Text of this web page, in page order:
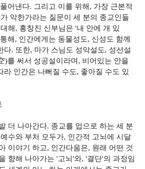
어낸다. 그리고 이를 위해, 가장 근본적
악한가라는 질문이 세 분의 종교인들
해, 홍창진 신부님은 '내 안에 개 있
해, 인간에게는 동물성도, 신성도 함께
다. 또한, 마가 스님도 성악설도, 성선설
)를 써서 성공설이라며, 비어있는 안을
라 인간은 나뻐질 수도, 좋아질 수도 있
더 나아간다. 종교를 업으로 하는 세 분
수와 부처 모두가, 인간적 고뇌에 시달
이야기 하고, 인간다움은, 원래 어떤 것
향해 나아가는 '고뇌'와, '결단'의 과정임